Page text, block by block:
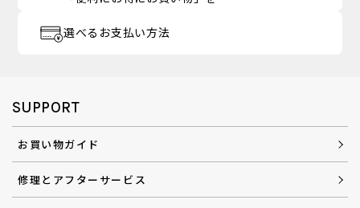
選べるお支払い方法
SUPPORT
お買い物ガイド
修理とアフターサービス